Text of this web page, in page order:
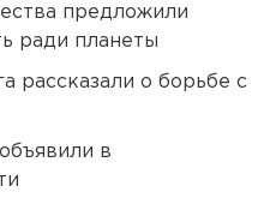
предложили
ради планеты
рассказали о борьбе с
в